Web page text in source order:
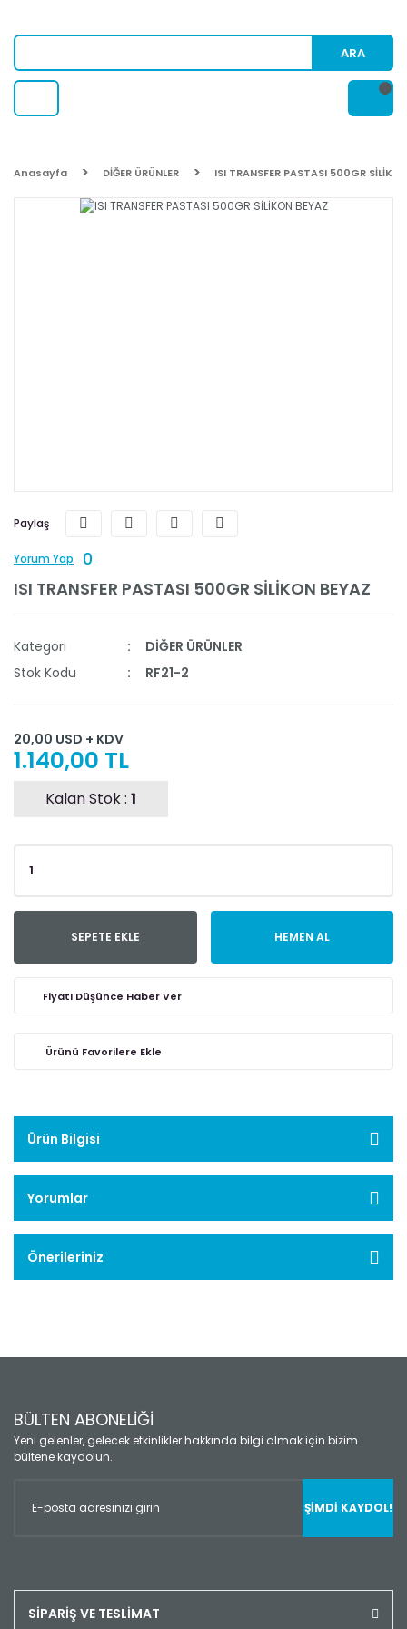
ARA
Anasayfa DİĞER ÜRÜNLER ISI TRANSFER PASTASI 500GR
Paylaş
Yorum Yap
0
ISI TRANSFER PASTASI 500GR SİLİKON BEYAZ
Kategori
DİĞER ÜRÜNLER
Stok Kodu
RF21-2
20,00 USD + KDV
1.140,00 TL
Kalan Stok : 1
SEPETE EKLE HEMEN AL
Fiyatı Düşünce Haber Ver
Ürün Bilgisi
Yorumlar
Önerileriniz
BÜLTEN ABONELİĞİ
Yeni gelenler, gelecek etkinlikler hakkında bilgi almak için bizim
bültene kaydolun.
ŞİMDİ KAYDOL!
SİPARİŞ VE TESLİMAT